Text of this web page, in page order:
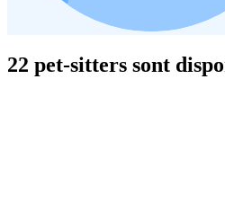
22 pet-sitters sont